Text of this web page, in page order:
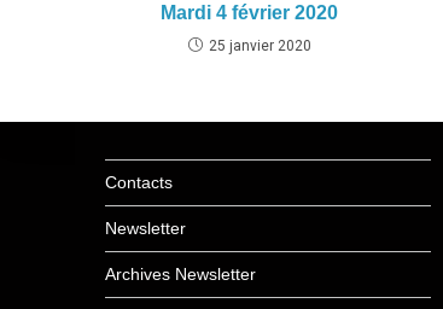
Mardi 4 février 2020
25 janvier 2020
Contacts
Newsletter
Archives Newsletter